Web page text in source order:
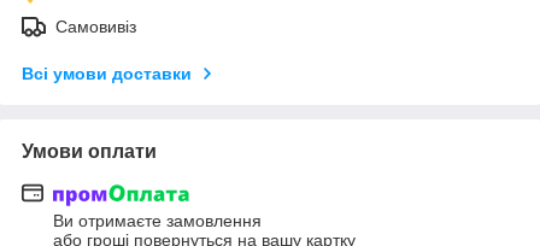
Самовивіз
Всі умови доставки
Умови оплати
Ви отримаєте замовлення
або гроші повернуться на вашу картку